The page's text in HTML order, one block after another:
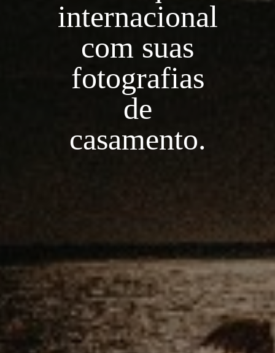
internacional
com suas
fotografias
de
casamento.